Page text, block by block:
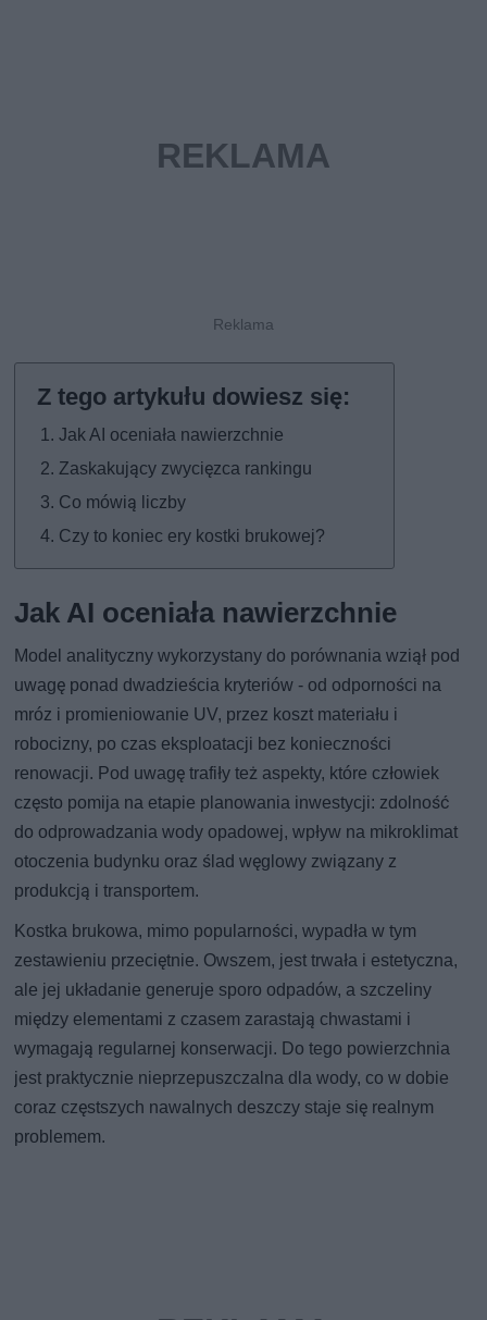
Jak AI oceniała nawierzchnie
Zaskakujący zwycięzca rankingu
Co mówią liczby
Czy to koniec ery kostki brukowej?
Jak AI oceniała nawierzchnie
Model analityczny wykorzystany do porównania wziął pod
uwagę ponad dwadzieścia kryteriów - od odporności na
mróz i promieniowanie UV, przez koszt materiału i
robocizny, po czas eksploatacji bez konieczności
renowacji. Pod uwagę trafiły też aspekty, które człowiek
często pomija na etapie planowania inwestycji: zdolność
do odprowadzania wody opadowej, wpływ na mikroklimat
otoczenia budynku oraz ślad węglowy związany z
produkcją i transportem.
Kostka brukowa, mimo popularności, wypadła w tym
zestawieniu przeciętnie. Owszem, jest trwała i estetyczna,
ale jej układanie generuje sporo odpadów, a szczeliny
między elementami z czasem zarastają chwastami i
wymagają regularnej konserwacji. Do tego powierzchnia
jest praktycznie nieprzepuszczalna dla wody, co w dobie
coraz częstszych nawalnych deszczy staje się realnym
problemem.